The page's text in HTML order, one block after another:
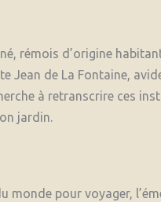
rémois d’origine
Jean de La Fontaine,
à retranscrire ces
jardin.
monde pour voyager,